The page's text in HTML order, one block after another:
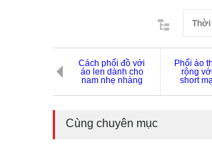
Thời
Cách phối đồ với
áo len dành cho
nam nhẹ nhàng
Phối áo
rộng
short
Cùng chuyên mục